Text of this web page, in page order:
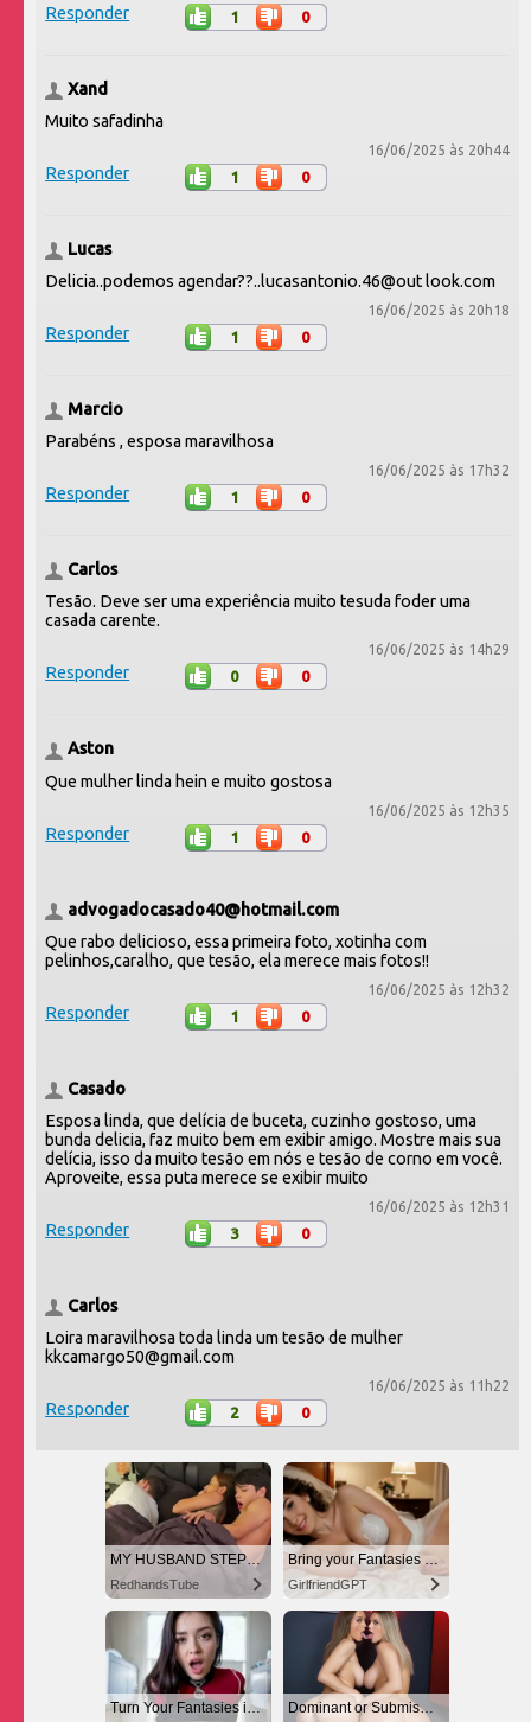
Responder 1 0
Xand
Muito safadinha
16/06/2025 às 20h44
Responder 1 0
Lucas
Delicia..podemos agendar??..lucasantonio.46@out look.com
16/06/2025 às 20h18
Responder 1 0
Marcio
Parabéns , esposa maravilhosa
16/06/2025 às 17h32
Responder 1 0
Carlos
Tesão. Deve ser uma experiência muito tesuda foder uma
casada carente.
16/06/2025 às 14h29
Responder 0 0
Aston
Que mulher linda hein e muito gostosa
16/06/2025 às 12h35
Responder 1 0
advogadocasado40@hotmail.com
Que rabo delicioso, essa primeira foto, xotinha com
pelinhos,caralho, que tesão, ela merece mais fotos!!
16/06/2025 às 12h32
Responder 1 0
Casado
Esposa linda, que delícia de buceta, cuzinho gostoso, uma
bunda delicia, faz muito bem em exibir amigo. Mostre mais sua
delícia, isso da muito tesão em nós e tesão de corno em você.
Aproveite, essa puta merece se exibir muito
16/06/2025 às 12h31
Responder 3 0
Carlos
Loira maravilhosa toda linda um tesão de mulher
kkcamargo50@gmail.com
16/06/2025 às 11h22
Responder 2 0
MY HUSBAND STEPSON MISTAKENLY GIVES ME IN THE ASS
RedhandsTube
Bring your Fantasies to life
GirlfriendGPT
Turn Your Fantasies into Reality Dominant or Submissive. Wifey or Wild. Create your AI Girl Instantly